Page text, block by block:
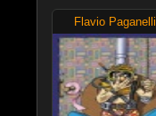
Flavio Paganelli